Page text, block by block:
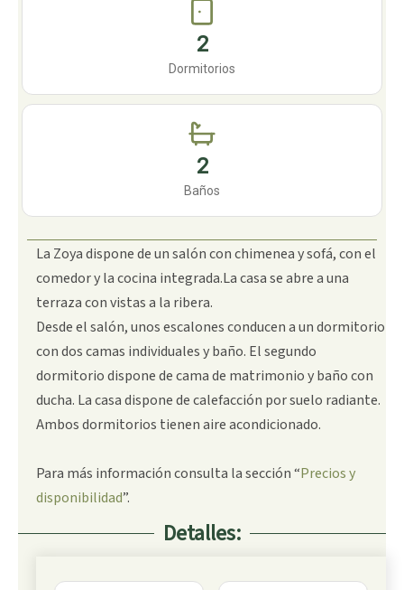
2
Dormitorios
2
Baños
La Zoya dispone de un salón con chimenea y sofá, con el
comedor y la cocina integrada.La casa se abre a una
terraza con vistas a la ribera.
Desde el salón, unos escalones conducen a un dormitorio
con dos camas individuales y baño. El segundo
dormitorio dispone de cama de matrimonio y baño con
ducha. La casa dispone de calefacción por suelo radiante.
Ambos dormitorios tienen aire acondicionado.
Para más información consulta la sección “Precios y
disponibilidad”.
Detalles: